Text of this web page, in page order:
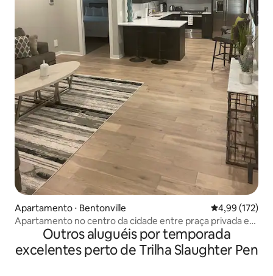
Apartamento ⋅ Bentonville 4,99 de uma
4,99 (172)
Apartamento no centro da cidade entre praça privada e
caminhadaOutros aluguéis por temporada
excelentes perto de Trilha Slaughter Pen